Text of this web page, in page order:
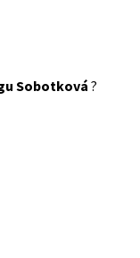
Sobotková?